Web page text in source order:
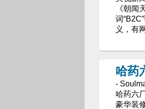
《朝闻
词
义，有
哈药
-
哈药六
豪华装